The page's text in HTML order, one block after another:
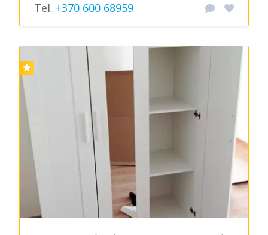
Tel. +370 600 68959